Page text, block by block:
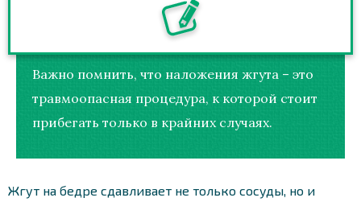
Важно помнить, что наложения жгута – это
травмоопасная процедура, к которой стоит
прибегать только в крайних случаях.
Жгут на бедре сдавливает не только сосуды, но и